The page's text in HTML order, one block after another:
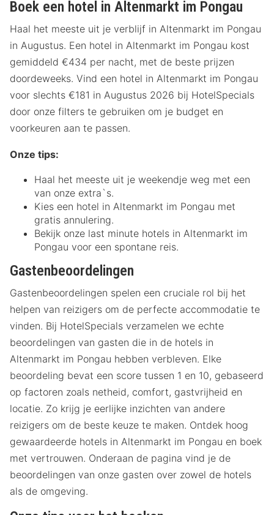
Boek een hotel in Altenmarkt im Pongau
Haal het meeste uit je verblijf in Altenmarkt im Pongau
in Augustus. Een hotel in Altenmarkt im Pongau kost
gemiddeld €434 per nacht, met de beste prijzen
doordeweeks. Vind een hotel in Altenmarkt im Pongau
voor slechts €181 in Augustus 2026 bij HotelSpecials
door onze filters te gebruiken om je budget en
voorkeuren aan te passen.
Onze tips:
Haal het meeste uit je weekendje weg met een
van onze extra`s.
Kies een hotel in Altenmarkt im Pongau met
gratis annulering.
Bekijk onze last minute hotels in Altenmarkt im
Pongau voor een spontane reis.
Gastenbeoordelingen
Gastenbeoordelingen spelen een cruciale rol bij het
helpen van reizigers om de perfecte accommodatie te
vinden. Bij HotelSpecials verzamelen we echte
beoordelingen van gasten die in de hotels in
Altenmarkt im Pongau hebben verbleven. Elke
beoordeling bevat een score tussen 1 en 10, gebaseerd
op factoren zoals netheid, comfort, gastvrijheid en
locatie. Zo krijg je eerlijke inzichten van andere
reizigers om de beste keuze te maken. Ontdek hoog
gewaardeerde hotels in Altenmarkt im Pongau en boek
met vertrouwen. Onderaan de pagina vind je de
beoordelingen van onze gasten over zowel de hotels
als de omgeving.